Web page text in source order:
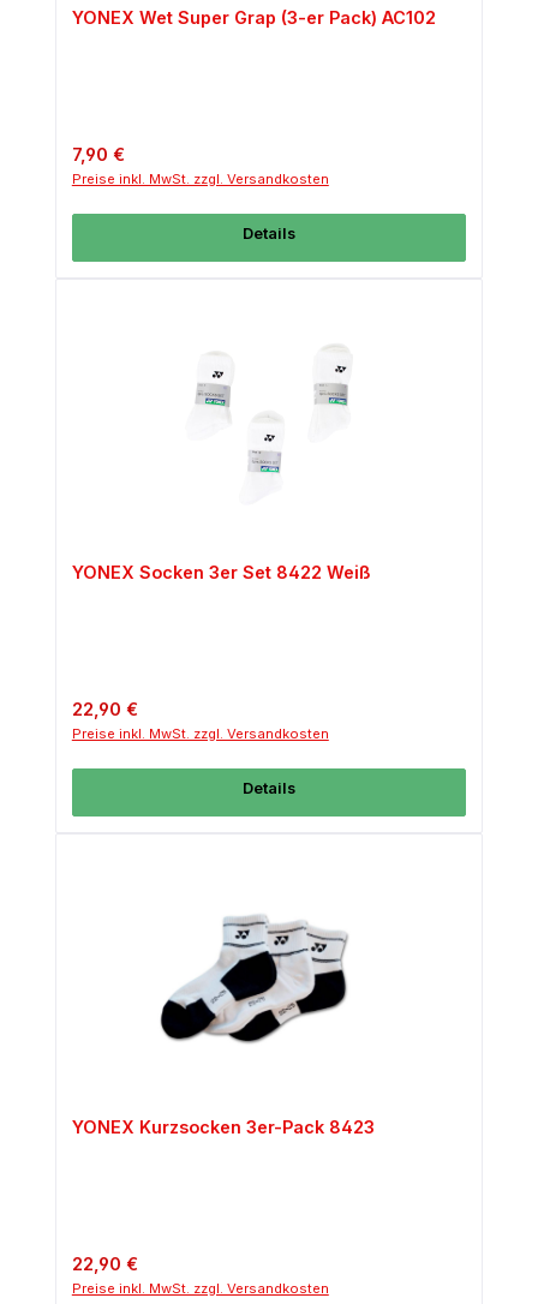
YONEX Wet Super Grap (3-er Pack) AC102
Regulärer Preis:
7,90 €
Preise inkl. MwSt. zzgl. Versandkosten
Details
YONEX Socken 3er Set 8422 Weiß
Regulärer Preis:
22,90 €
Preise inkl. MwSt. zzgl. Versandkosten
Details
YONEX Kurzsocken 3er-Pack 8423
Regulärer Preis:
22,90 €
Preise inkl. MwSt. zzgl. Versandkosten